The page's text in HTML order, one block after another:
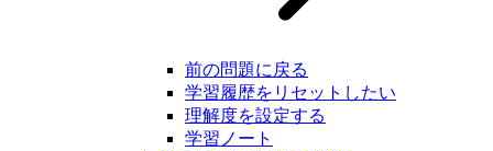
前の問題に戻る
学習履歴をリセットしたい
理解度を設定する
学習ノート